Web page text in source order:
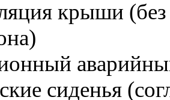
крыши
сиденья